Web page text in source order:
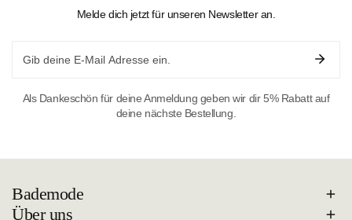
Melde dich jetzt für unseren Newsletter an.
Als Dankeschön für deine Anmeldung geben wir dir 5% Rabatt auf
deine nächste Bestellung.
Bademode
Über uns